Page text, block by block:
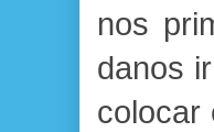
nos
danos
colocar